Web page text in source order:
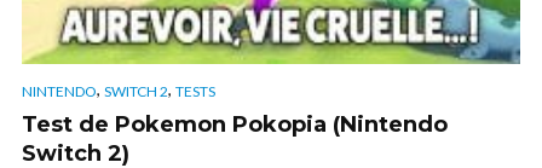
NINTENDO, SWITCH 2, TESTS
Test de Pokemon Pokopia (Nintendo
Switch 2)